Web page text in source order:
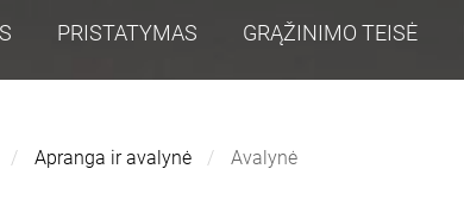
PRISTATYMAS GRĄŽINIMO TEISĖ
Apranga ir avalynė Avalynė